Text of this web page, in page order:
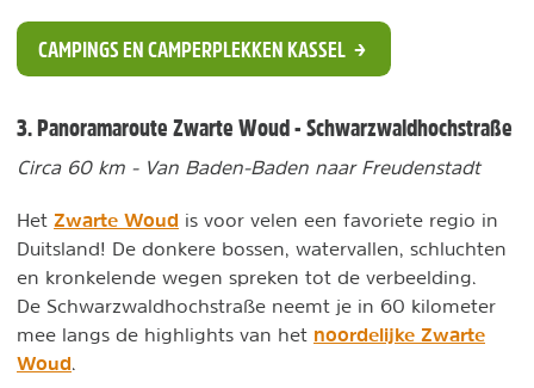
CAMPINGS EN CAMPERPLEKKEN KASSEL
3. Panoramaroute Zwarte Woud - Schwarzwaldhochstraße
Circa 60 km - Van Baden-Baden naar Freudenstadt
Het Zwarte Woud is voor velen een favoriete regio in
Duitsland! De donkere bossen, watervallen, schluchten
en kronkelende wegen spreken tot de verbeelding.
De Schwarzwaldhochstraße neemt je in 60 kilometer
mee langs de highlights van het noordelijke Zwarte
Woud.